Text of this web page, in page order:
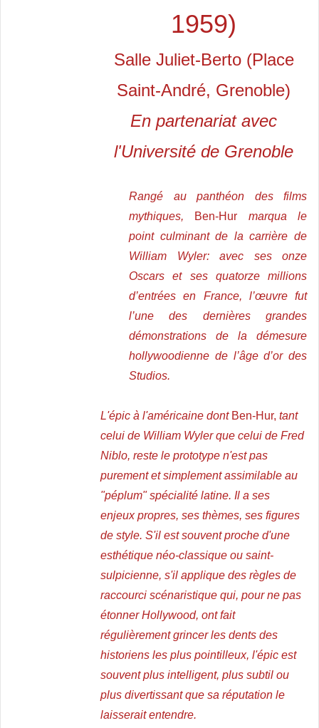
1959)
Salle Juliet-Berto (Place
Saint-André, Grenoble)
En partenariat avec
l'Université de Grenoble
Rangé au panthéon des films
mythiques, Ben-Hur marqua le
point culminant de la carrière de
William Wyler: avec ses onze
Oscars et ses quatorze millions
d’entrées en France, l’œuvre fut
l’une des dernières grandes
démonstrations de la démesure
hollywoodienne de l’âge d’or des
Studios.
L'épicà l'américaine dont Ben-Hur, tant
celui de William Wyler que celui de Fred
Niblo, reste le prototype n'est pas
purement et simplement assimilable au
"péplum" spécialité latine. Il a ses
enjeux propres, ses thèmes, ses figures
de style. S'il est souvent proche d'une
esthétique néo-classique ou saint-
sulpicienne, s'il applique des règles de
raccourci scénaristique qui, pour ne pas
étonner Hollywood, ont fait
régulièrement grincer les dents des
historiens les plus pointilleux, l'épicest
souvent plus intelligent, plus subtil ou
plus divertissant que sa réputation le
laisserait entendre.